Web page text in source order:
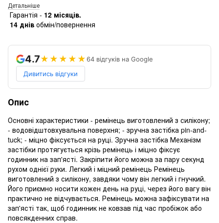
Детальніше
Гарантія - 12 місяців.
14 днів обмін/повернення
4.7★★★★★64 відгуків на Google
Дивитись відгуки
Опис
Основні характеристики - ремінець виготовлений з силікону;
- водовідштовхувальна поверхня; - зручна застібка pin-and-
tuck; - міцно фіксується на руці. Зручна застібка Механізм
застібки протягується крізь ремінець і міцно фіксує
годинник на зап'ясті. Закріпити його можна за пару секунд
рухом однієї руки. Легкий і міцний ремінець Ремінець
виготовлений з силікону, завдяки чому він легкий і гнучкий.
Його приємно носити кожен день на руці, через його вагу він
практично не відчувається. Ремінець можна зафіксувати на
зап'ясті так, щоб годинник не ковзав під час пробіжок або
повсякденних справ.